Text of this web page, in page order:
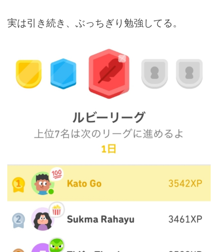
実は引き続き、ぶっちぎり勉強してる。